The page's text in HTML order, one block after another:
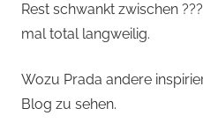
Rest schwankt zwischen
mal total langweilig.
Wozu Prada andere
Blog zu sehen.